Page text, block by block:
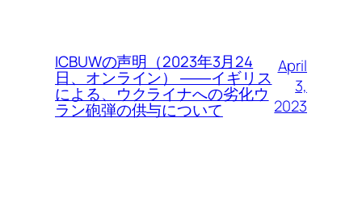
ICBUWの声明（2023年3月24
日、オンライン） ――イギリス
による、ウクライナへの劣化ウ
ラン砲弾の供与について
April
3,
2023